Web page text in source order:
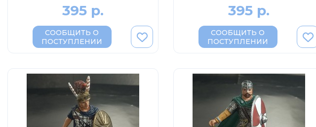
395 р.
СООБЩИТЬ О
ПОСТУПЛЕНИИ
395 р.
СООБЩИТЬ О
ПОСТУПЛЕНИИ